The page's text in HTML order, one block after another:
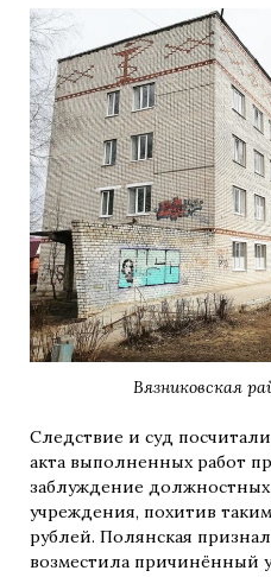
Вязниковская
Следствие и суд
акта выполненных работ
заблуждение
учреждения, похитив
рублей. Полянская
возместила причинённый